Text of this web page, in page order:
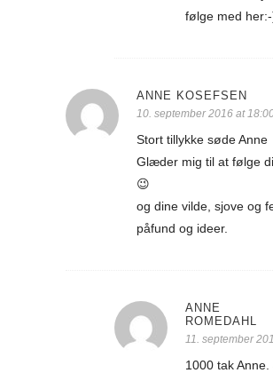
følge med
ANNE KOSEFSEN
10. september 2016 at
Stort tillykke søde Anne
Glæder mig til at følge
😉
og dine vilde, sjove og
påfund og ideer.
ANNE
ROMEDAHL
11. september
1000 tak